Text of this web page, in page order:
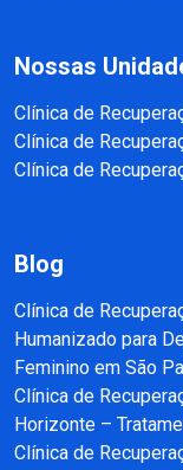
Nossas
Clínica de
Clínica de
Clínica de
Blog
Clínica de
Humanizado para
Feminino em São
Clínica de
Horizonte –
Clínica de